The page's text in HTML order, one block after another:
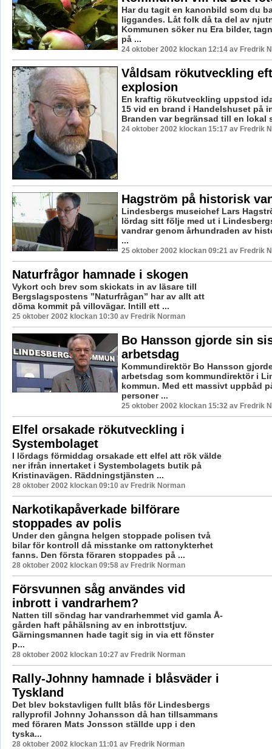
Har du tagit en kanonbild som du
liggandes. Låt folk då ta del av
Kommunen söker nu Era bilder,
på ...
24 oktober 2002 klockan 12:14 av Fredrik
Våldsam rökutveckling
explosion
En kraftig rökutveckling uppstod
15 vid en brand i Handelshuset på
Branden var begränsad till en lokal
24 oktober 2002 klockan 15:17 av Fredrik
Hagström på historisk
Lindesbergs museichef Lars
lördag sitt följe med ut i
vandrar genom århundraden av
...
25 oktober 2002 klockan 09:21 av Fredrik
Naturfrågor hamnade i skogen
Vykort och brev som skickats in av läsare till
Bergslagspostens ”Naturfrågan” har av allt att
döma kommit på villovägar. Intill ett ...
25 oktober 2002 klockan 10:30 av Fredrik Norman
Bo Hansson gjorde sin
arbetsdag
Kommundirektör Bo Hansson
arbetsdag som kommundirektör i
kommun. Med ett massivt uppbåd
personer ...
25 oktober 2002 klockan 15:32 av Fredrik
Elfel orsakade rökutveckling i
Systembolaget
I lördags förmiddag orsakade ett elfel att rök välde
ner ifrån innertaket i Systembolagets butik på
Kristinavägen. Räddningstjänsten ...
28 oktober 2002 klockan 09:10 av Fredrik Norman
Narkotikapåverkade bilförare
stoppades av polis
Under den gångna helgen stoppade polisen två
bilar för kontroll då misstanke om rattonykterhet
fanns. Den första föraren stoppades på ...
28 oktober 2002 klockan 09:58 av Fredrik Norman
Försvunnen såg användes vid
inbrott i vandrarhem?
Natten till söndag har vandrarhemmet vid gamla Å-
gården haft påhälsning av en inbrottstjuv.
Gärningsmannen hade tagit sig in via ett fönster
p...
28 oktober 2002 klockan 10:27 av Fredrik Norman
Rally-Johnny hamnade i blåsväder i
Tyskland
Det blev bokstavligen fullt blås för Lindesbergs
rallyprofil Johnny Johansson då han tillsammans
med föraren Mats Jonsson ställde upp i den
tyska...
28 oktober 2002 klockan 11:01 av Fredrik Norman